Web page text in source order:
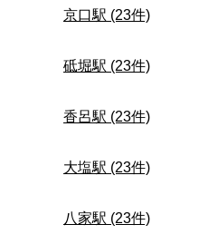
京口駅 (23件)
砥堀駅 (23件)
香呂駅 (23件)
大塩駅 (23件)
八家駅 (23件)